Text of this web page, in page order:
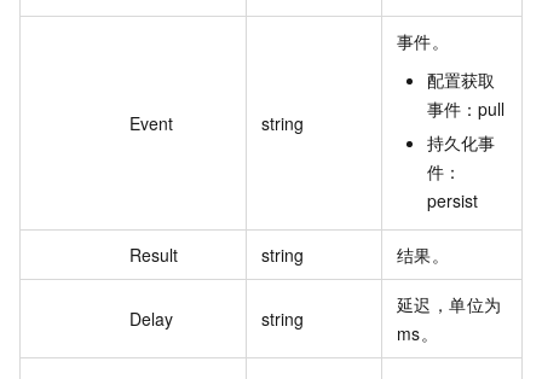
Event string
事件。
配置获取
事件：pull
持久化事
件：
persist
Result string 结果。
Delay string
延迟，单位为
ms。